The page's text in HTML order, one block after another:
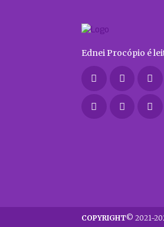
Ednei Procópio é
COPYRIGHT© 2021-